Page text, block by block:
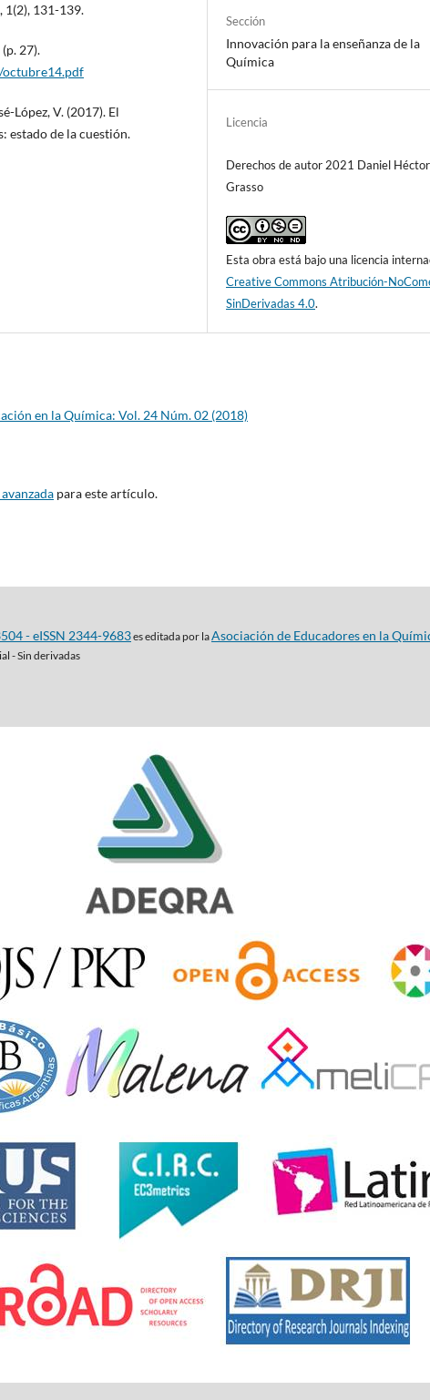
1(2), 131-139.
27).
López, V. (2017). El
estado de la cuestión.
Sección
Innovación para la enseñanza de la
Química
Licencia
Derechos de autor 2021 Daniel Héctor
Grasso
Esta obra está bajo una licencia
Creative Commons Atribución-
SinDerivadas 4.0.
en la Química: Vol. 24 Núm. 02 (2018)
para este artículo.
- eISSN 2344-9683es editada por laAsociación de Educadores en la
- Sin derivadas